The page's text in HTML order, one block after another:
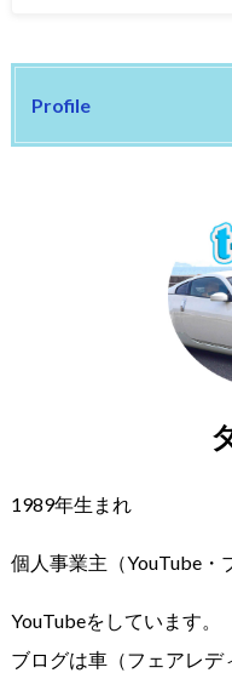
Profile
1989年生まれ
個人事業主（YouTube・
YouTubeをしています。
ブログは車（フェアレデ